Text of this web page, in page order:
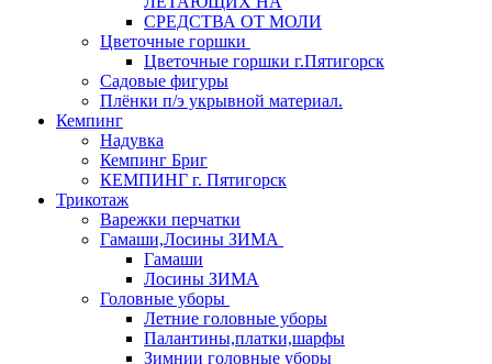
СРЕДСТВА ОТ МОЛИ
Цветочные горшки
Цветочные горшки г.Пятигорск
Садовые фигуры
Плёнки п/э укрывной материал.
Кемпинг
Надувка
Кемпинг Бриг
КЕМПИНГ г. Пятигорск
Трикотаж
Варежки перчатки
Гамаши,Лосины ЗИМА
Гамаши
Лосины ЗИМА
Головные уборы
Летние головные уборы
Палантины,платки,шарфы
Зимнии головные уборы